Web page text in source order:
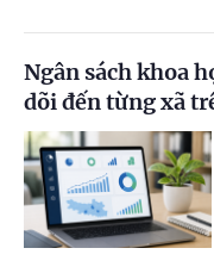
Ngân sách khoa
dõi đến từng xã